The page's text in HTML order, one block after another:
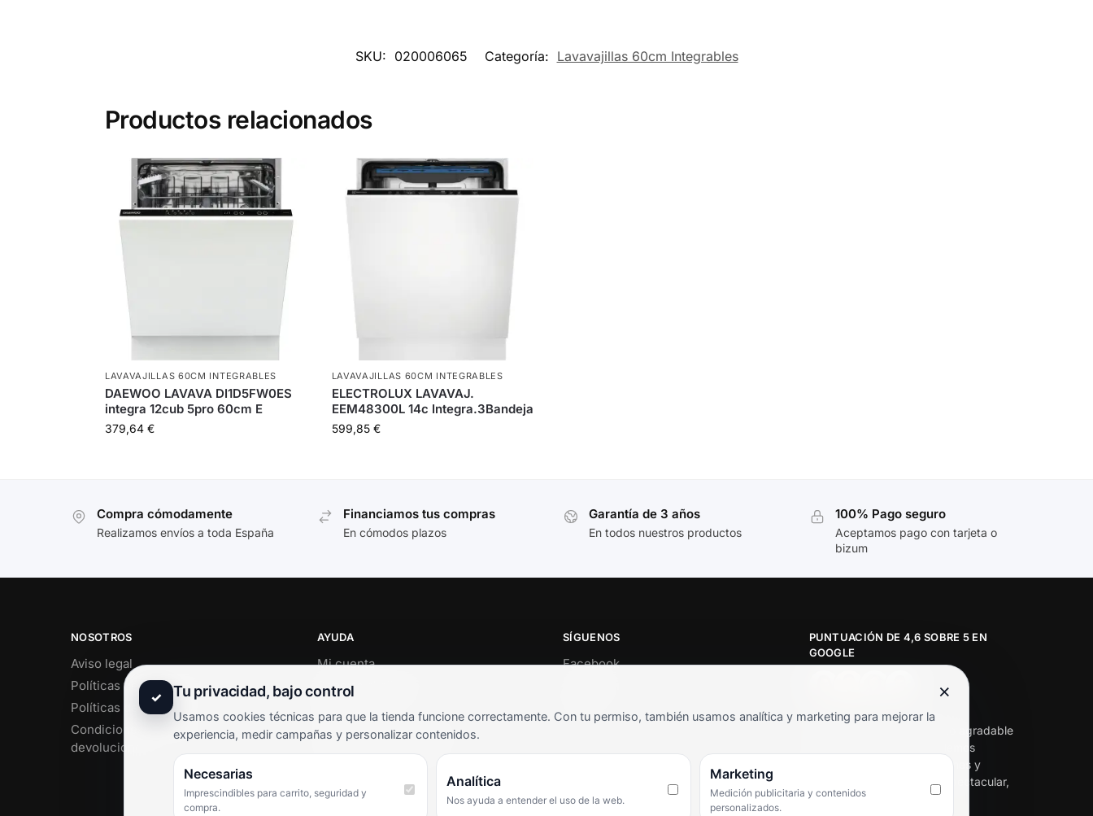
SKU: 020006065 Categoría: Lavavajillas 60cm Integrables
Productos relacionados
LAVAVAJILLAS 60CM INTEGRABLES
DAEWOO LAVAVA DI1D5FW0ES
integra 12cub 5pro 60cm E
379,64 €
LAVAVAJILLAS 60CM INTEGRABLES
ELECTROLUX LAVAVAJ.
EEM48300L 14c Integra.3Bandeja
599,85 €
Compra cómodamente
Realizamos envíos a toda España
Financiamos tus compras
En cómodos plazos
Garantía de 3 años
En todos nuestros productos
100% Pago seguro
Aceptamos pago con tarjeta o
bizum
NOSOTROS
Aviso legal
Políticas de privacidad
Políticas de cookies
Condiciones de envío y
devoluciones
AYUDA
Mi cuenta
Soporte al cliente
Términos y condiciones
Preguntas frecuentes
SÍGUENOS
Facebook
PUNTUACIÓN DE 4,6 SOBRE 5 EN
GOOGLE
★★★★★
«Servicio de calidad y trato agradable
con precios excelentes. Hemos
comprado en varias ocasiones y
siempre dan respuesta. Espectacular,
servicio de 10.»
✓ Tu privacidad, bajo control ×
Usamos cookies técnicas para que la tienda funcione correctamente. Con tu permiso, también usamos analítica y marketing para mejorar la
experiencia, medir campañas y personalizar contenidos.
Necesarias
Imprescindibles para carrito, seguridad y
compra.
Analítica
Nos ayuda a entender el uso de la web.
Marketing
Medición publicitaria y contenidos
personalizados.